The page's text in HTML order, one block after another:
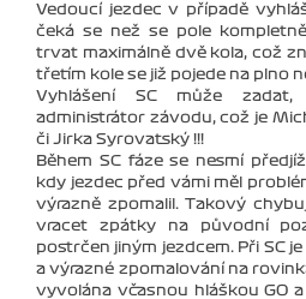
Vedoucí jezdec v případě
čeká se než se pole
trvat maximálně dvě kola, což
třetím kole se již pojede na plno
Vyhlášení SC může zadat,
administrátor závodu, což je
či Jirka Syrovatský !!!
Během SC fáze se nesmí
kdy jezdec před vámi měl
výrazně zpomalil. Takový
vracet zpátky na původní
postrčen jiným jezdcem. Při SC
a výrazné zpomalování na
vyvolána včasnou hláškou GO